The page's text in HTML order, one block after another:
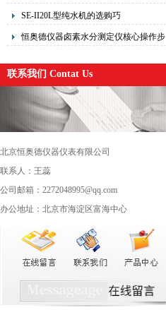
SE-II20L型纯水机的选购巧
恒奥德仪器卤素水分测定仪核心操作步
联系我们 Contat Us
北京恒奥德仪器仪表有限公司
联系人：王蕊
公司邮箱：2272048995@qq.com
办公地址：北京市海淀区富海中心